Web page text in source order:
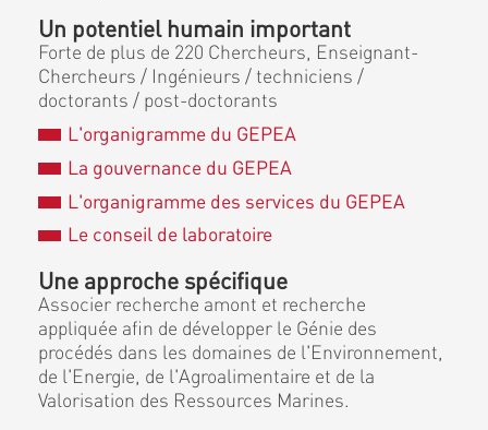
Un potentiel humain important
Forte de plus de 220 Chercheurs, Enseignant-
Chercheurs / Ingénieurs / techniciens /
doctorants / post-doctorants
L'organigramme du GEPEA
La gouvernance du GEPEA
L'organigramme des services du GEPEA
Le conseil de laboratoire
Une approche spécifique
Associer recherche amont et recherche
appliquée afin de développer le Génie des
procédés dans les domaines de l'Environnement,
de l'Energie, de l'Agroalimentaire et de la
Valorisation des Ressources Marines.